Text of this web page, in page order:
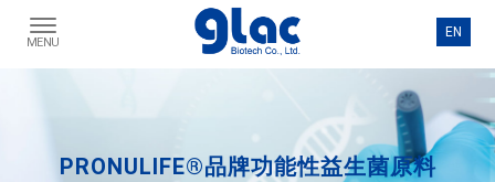
PRONULIFE®品牌功能性益生菌原料